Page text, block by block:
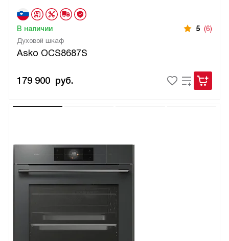
Духовой шкаф
Asko OCS8687S
В наличии 5 (6)
179 900 руб.